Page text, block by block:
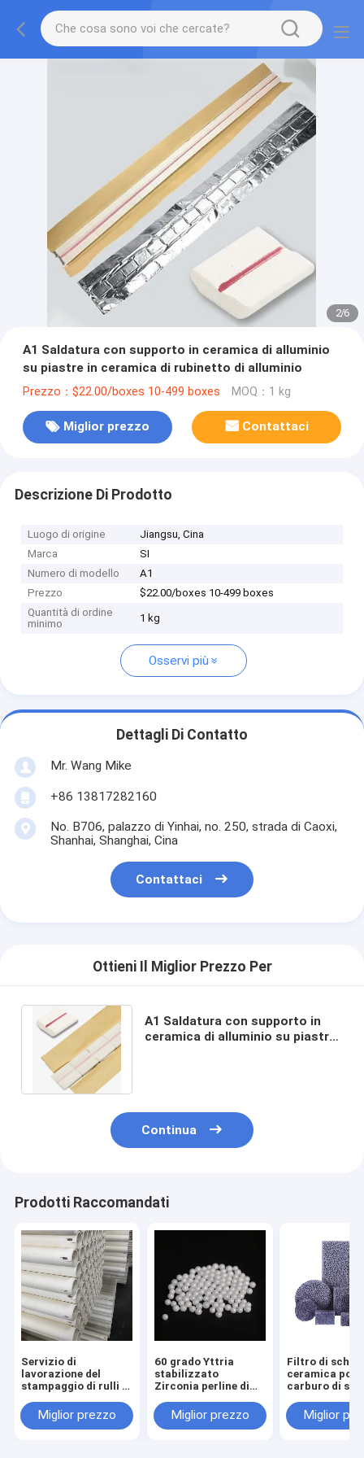
2/6
A1 Saldatura con supporto in ceramica di alluminio
su piastre in ceramica di rubinetto di alluminio
Prezzo：$22.00/boxes 10-499 boxes MOQ：1 kg
Miglior prezzo Contattaci
Descrizione Di Prodotto
Luogo di origine
Jiangsu, Cina
Marca
SI
Numero di modello
A1
Prezzo
$22.00/boxes 10-499 boxes
Quantità di ordine
minimo
1 kg
Osservi più
Dettagli Di Contatto
Mr. Wang Mike
+86 13817282160
No. B706, palazzo di Yinhai, no. 250, strada di Caoxi,
Shanhai, Shanghai, Cina
Contattaci
Ottieni Il Miglior Prezzo Per
A1 Saldatura con supporto in
ceramica di alluminio su piastre
Continua
Prodotti Raccomandati
Servizio di
lavorazione del
stampaggio di rulli in
alluminio refrattari
ad alta temperatura
Miglior prezzo
60 grado Yttria
stabilizzato
Zirconia perline di
sfereMiglior prezzo
Filtro di
ceramica
carburo di
filtrazione di
fusi
Miglior